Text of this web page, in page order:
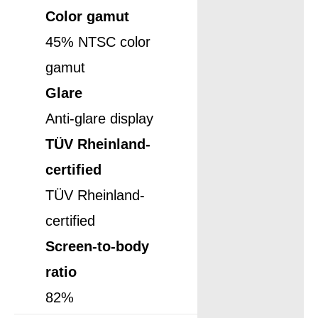
Color gamut
45% NTSC color
gamut
Glare
Anti-glare display
TÜV Rheinland-
certified
TÜV Rheinland-
certified
Screen-to-body
ratio
82%